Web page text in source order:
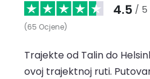
4.5 / 5
(65 Ocjene)
Trajekte od Talin do
ovoj trajektnoj ruti.